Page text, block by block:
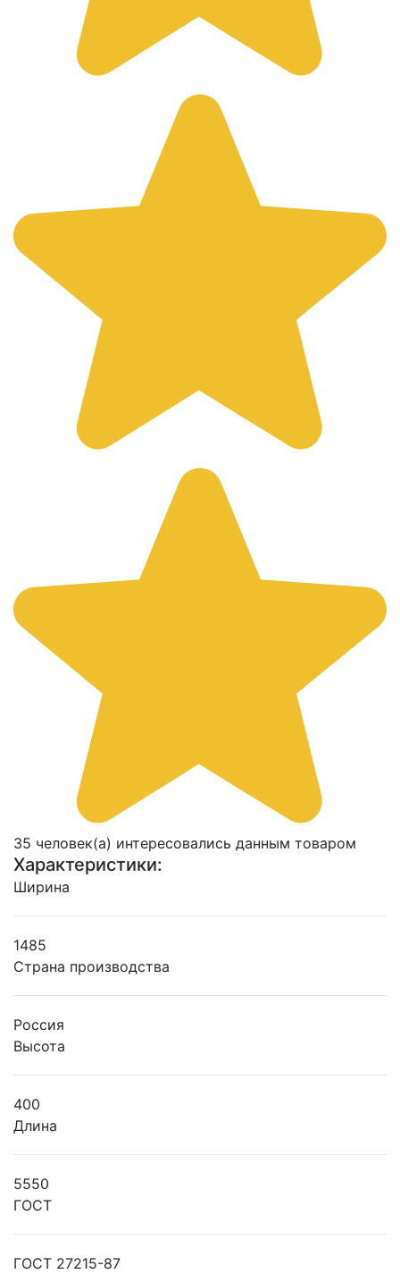
35 человек(а) интересовались данным товаром
Характеристики:
Ширина
1485
Страна производства
Россия
Высота
400
Длина
5550
ГОСТ
ГОСТ 27215-87